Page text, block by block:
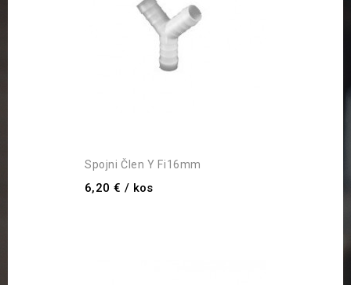
Spojni Člen Y Fi16mm
6,20 € / kos